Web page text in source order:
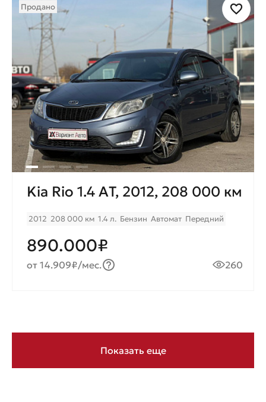
Продано
Kia Rio 1.4 AТ, 2012, 208 000 км
2012 208 000 км 1.4 л. Бензин Автомат Передний
890.000₽
от 14.909₽/мес. 260
Показать еще